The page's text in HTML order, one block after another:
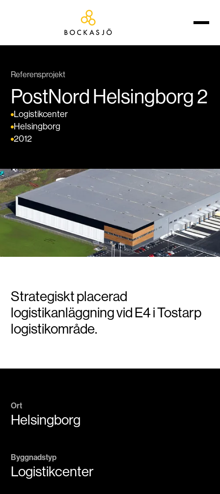
Referensprojekt
PostNord Helsingborg 2
Logistikcenter
Helsingborg
2012
Strategiskt placerad
logistikanläggning vid E4 i Tostarp
logistikområde.
Ort
Helsingborg
Byggnadstyp
Logistikcenter